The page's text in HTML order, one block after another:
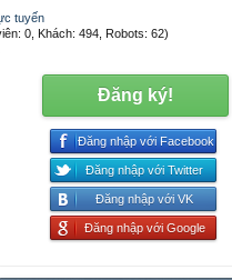
tuyến
0, Khách: 494, Robots: 62)
Đăng ký!
Đăng nhập với Facebook
Đăng nhập với Twitter
Đăng nhập với VK
Đăng nhập với Google